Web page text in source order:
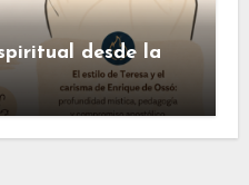
desde la